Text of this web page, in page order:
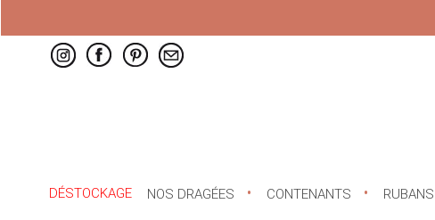
DÉSTOCKAGE NOS DRAGÉES CONTENANTS RUBANS